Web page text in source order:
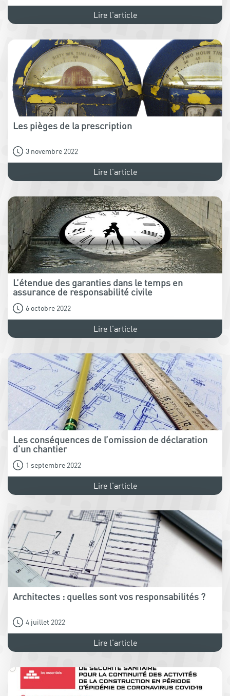
Lire l'article
Les pièges de la prescription
3 novembre 2022
Lire l'article
L’étendue des garanties dans le temps en
assurance de responsabilité civile
6 octobre 2022
Lire l'article
Les conséquences de l’omission de déclaration
d’un chantier
1 septembre 2022
Lire l'article
Architectes : quelles sont vos responsabilités ?
4 juillet 2022
Lire l'article